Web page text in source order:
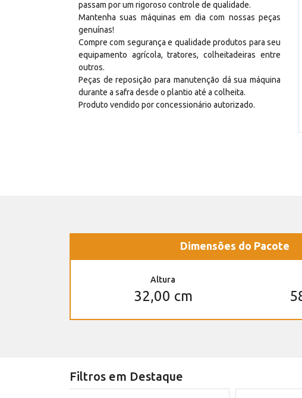
passam por um rigoroso controle de qualidade.
Mantenha suas máquinas em dia com nossas peças
genuínas!
Compre com segurança e qualidade produtos para seu
equipamento agrícola, tratores, colheitadeiras entre
outros.
Peças de reposição para manutenção dá sua máquina
durante a safra desde o plantio até a colheita.
Produto vendido por concessionário autorizado.
Dimensões do Pacote
Altura
32,00 cm
Filtros em Destaque